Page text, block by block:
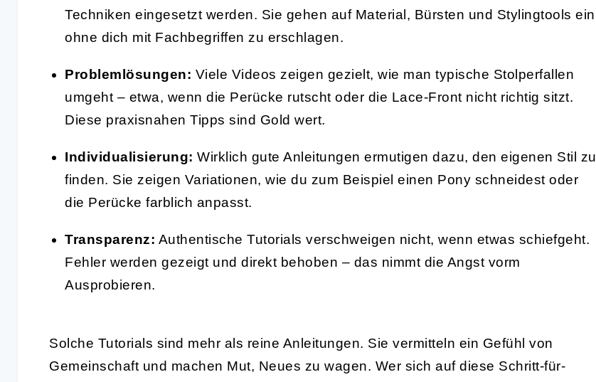
Techniken eingesetzt werden. Sie gehen auf Material, Bürsten und Stylingtools
ohne dich mit Fachbegriffen zu erschlagen.
Problemlösungen: Viele Videos zeigen gezielt, wie man typische Stolperfallen
umgeht – etwa, wenn die Perücke rutscht oder die Lace-Front nicht richtig sitzt.
Diese praxisnahen Tipps sind Gold wert.
Individualisierung: Wirklich gute Anleitungen ermutigen dazu, den eigenen Stil zu
finden. Sie zeigen Variationen, wie du zum Beispiel einen Pony schneidest oder
die Perücke farblich anpasst.
Transparenz: Authentische Tutorials verschweigen nicht, wenn etwas schiefgeht.
Fehler werden gezeigt und direkt behoben – das nimmt die Angst vorm
Ausprobieren.
Solche Tutorials sind mehr als reine Anleitungen. Sie vermitteln ein Gefühl von
Gemeinschaft und machen Mut, Neues zu wagen. Wer sich auf diese Schritt-für-